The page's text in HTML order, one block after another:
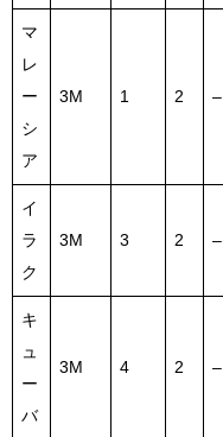
マ
レ
ー
シ
ア
3M 1 2 –
イ
ラ
ク
3M 3 2 –
キ
ュ
ー
バ
3M 4 2 –